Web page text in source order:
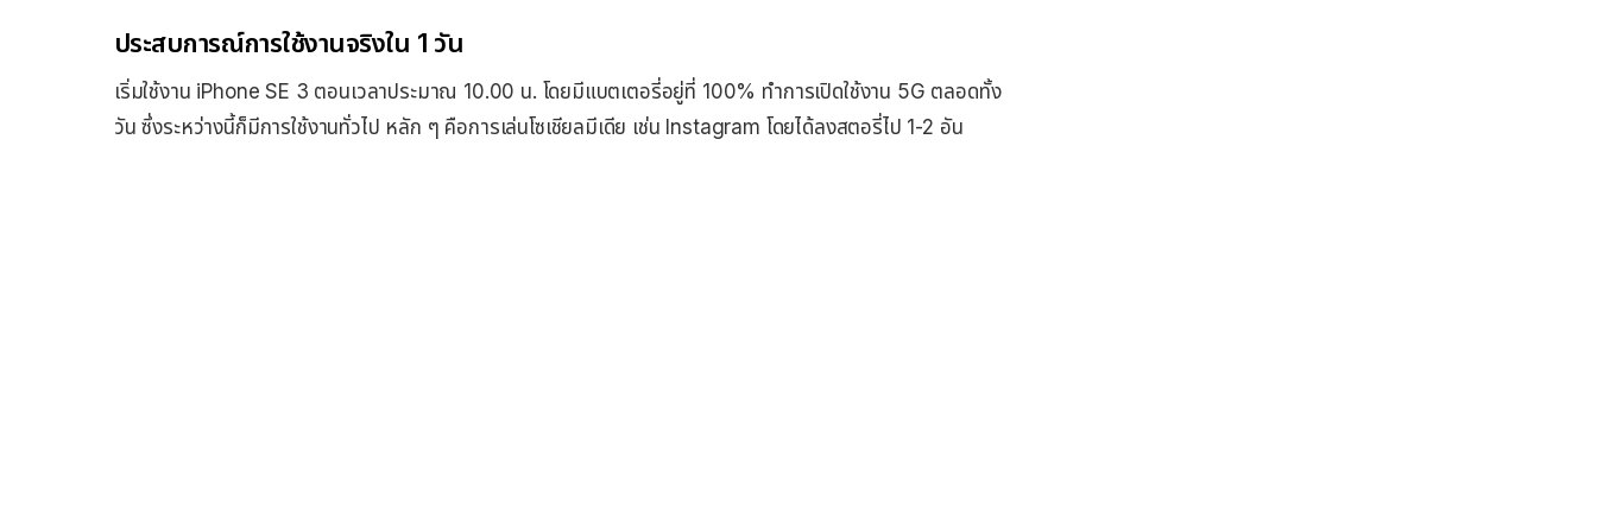
ประสบการณ์การใช้งานจริงใน 1 วัน
เริ่มใช้งาน iPhone SE 3 ตอนเวลาประมาณ 10.00 น. โดยมีแบตเตอรี่อยู่ที่ 100% ทำการเปิดใช้งาน 5G ตลอดทั้ง
วัน ซึ่งระหว่างนี้ก็มีการใช้งานทั่วไป หลัก ๆ คือการเล่นโซเชียลมีเดีย เช่น Instagram โดยได้ลงสตอรี่ไป 1-2 อัน